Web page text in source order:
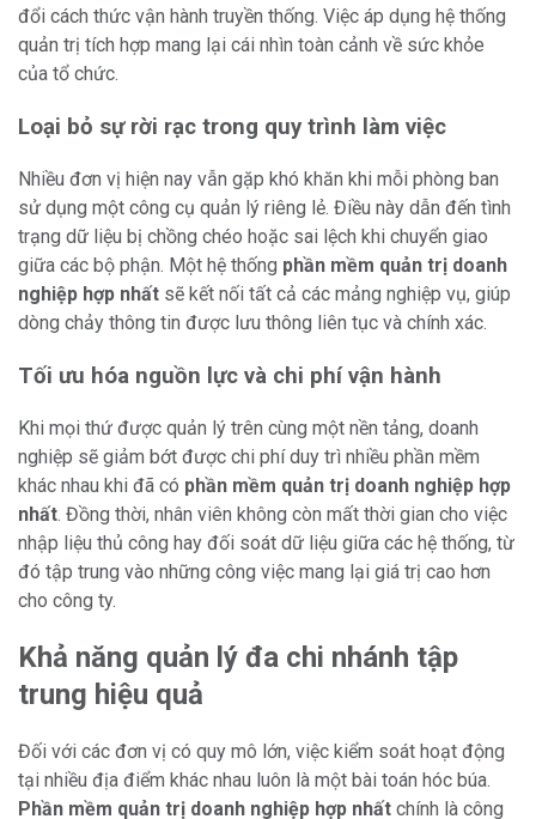
đổi cách thức vận hành truyền thống. Việc áp dụng hệ thống
quản trị tích hợp mang lại cái nhìn toàn cảnh về sức khỏe
của tổ chức.
Loại bỏ sự rời rạc trong quy trình làm việc
Nhiều đơn vị hiện nay vẫn gặp khó khăn khi mỗi phòng ban
sử dụng một công cụ quản lý riêng lẻ. Điều này dẫn đến tình
trạng dữ liệu bị chồng chéo hoặc sai lệch khi chuyển giao
giữa các bộ phận. Một hệ thống phần mềm quản trị doanh
nghiệp hợp nhất sẽ kết nối tất cả các mảng nghiệp vụ, giúp
dòng chảy thông tin được lưu thông liên tục và chính xác.
Tối ưu hóa nguồn lực và chi phí vận hành
Khi mọi thứ được quản lý trên cùng một nền tảng, doanh
nghiệp sẽ giảm bớt được chi phí duy trì nhiều phần mềm
khác nhau khi đã có phần mềm quản trị doanh nghiệp hợp
nhất. Đồng thời, nhân viên không còn mất thời gian cho việc
nhập liệu thủ công hay đối soát dữ liệu giữa các hệ thống, từ
đó tập trung vào những công việc mang lại giá trị cao hơn
cho công ty.
Khả năng quản lý đa chi nhánh tập
trung hiệu quả
Đối với các đơn vị có quy mô lớn, việc kiểm soát hoạt động
tại nhiều địa điểm khác nhau luôn là một bài toán hóc búa.
Phần mềm quản trị doanh nghiệp hợp nhất chính là công